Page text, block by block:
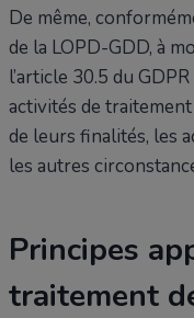
De même,
de la LOPD-GDD, à
l’article 30.5 du
activités de
de leurs finalités, les
les autres
Principes
traitement